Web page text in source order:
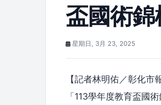
盃國術
星期日, 3月 23, 2025
【記者林明佑／彰化
「113學年度教育盃國